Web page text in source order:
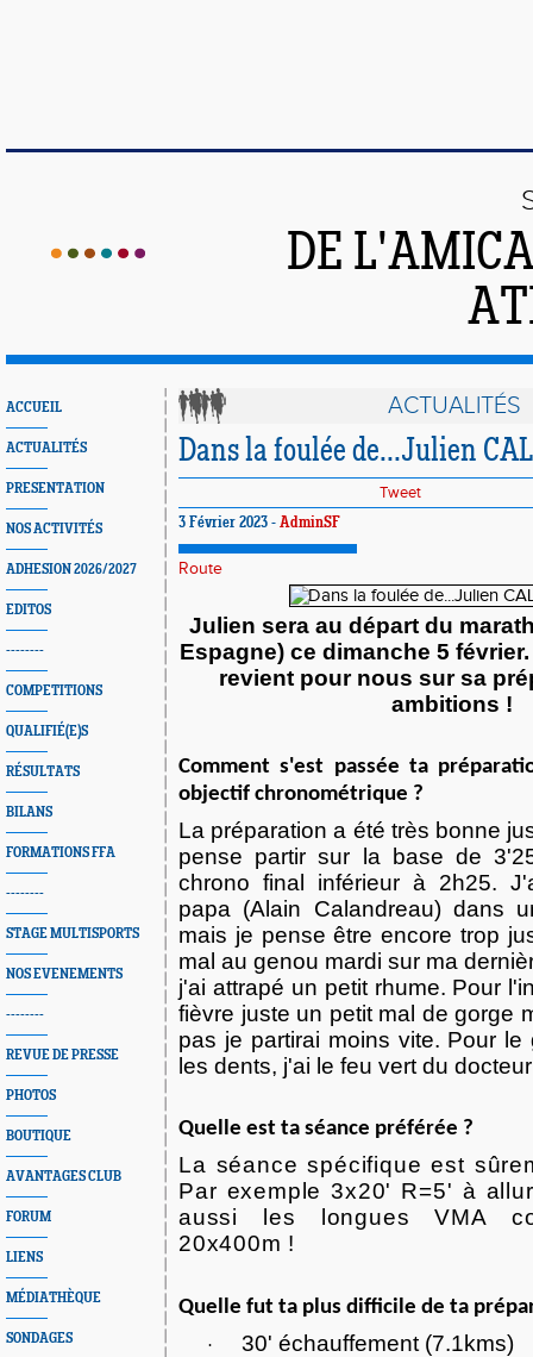
DE
ACCUEIL
ACTUALITÉS
PRESENTATION
NOS ACTIVITÉS
ADHESION 2026/2027
EDITOS
--------
COMPETITIONS
QUALIFIÉ(E)S
RÉSULTATS
BILANS
FORMATIONS FFA
--------
STAGE MULTISPORTS
NOS EVENEMENTS
--------
REVUE DE PRESSE
PHOTOS
BOUTIQUE
AVANTAGES CLUB
FORUM
LIENS
MÉDIATHÈQUE
SONDAGES
ACTUALITÉS
Dans la foulée de...Julien
Tweet
3 Février 2023 - AdminSF
Route
Julien sera au départ du
Espagne) ce dimanche 5
revient pour nous sur sa
ambitions !
Comment s'est passée ta
objectif chronométrique ?
La préparation a été très bonne
pense partir sur la base de
chrono final inférieur à 2h25.
papa (Alain Calandreau) dans
mais je pense être encore trop
mal au genou mardi sur ma
j'ai attrapé un petit rhume. Pour
fièvre juste un petit mal de gorge
pas je partirai moins vite. Pour
les dents, j'ai le feu vert du
Quelle est ta séance préférée ?
La séance spécifique est
Par exemple 3x20' R=5' à
aussi les longues VMA
20x400m !
Quelle fut ta plus difficile de ta
· 30' échauffement (7.1kms)